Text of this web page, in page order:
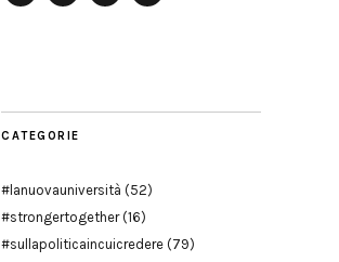
CATEGORIE
#lanuovauniversità (52)
#strongertogether(16)
#sullapoliticaincuicredere (79)